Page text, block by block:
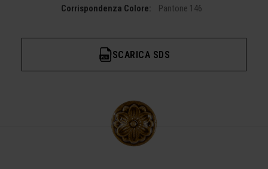
Corrispondenza Colore:
Pantone 146
SCARICA SDS